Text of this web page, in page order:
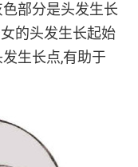
部分是头发生长
的头发生长起始
生长点,有助于